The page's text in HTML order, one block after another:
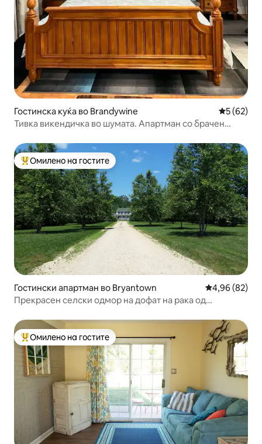
Гостинска куќа во Brandywine Просечна
5 (62)
Тивка викендичка во шумата. Апартман со брачен
Меѓу најуспешните „Омилени на гостите“
Омилено на гостите
Гостински апартман во Bryantown Просечна
4,96 (82)
Прекрасен селски одмор на дофат на рака од
Меѓу најуспешните „Омилени на гостите“
Омилено на гостите